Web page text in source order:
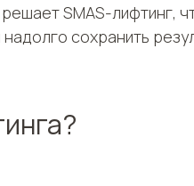
SMAS-лифтинг,
сохранить